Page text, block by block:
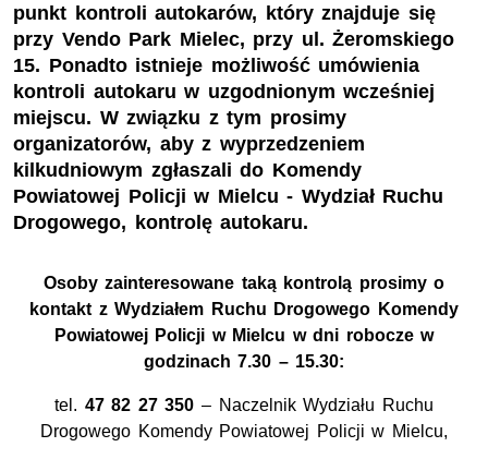
punkt kontroli autokarów, który znajduje się
przy Vendo Park Mielec, przy ul. Żeromskiego
15. Ponadto istnieje możliwość umówienia
kontroli autokaru w uzgodnionym wcześniej
miejscu. W związku z tym prosimy
organizatorów, aby z wyprzedzeniem
kilkudniowym zgłaszali do Komendy
Powiatowej Policji w Mielcu - Wydział Ruchu
Drogowego, kontrolę autokaru.
Osoby zainteresowane taką kontrolą prosimy o
kontakt z Wydziałem Ruchu Drogowego Komendy
Powiatowej Policji w Mielcu w dni robocze w
godzinach 7.30 – 15.30:
tel. 47 82 27 350 – Naczelnik Wydziału Ruchu
Drogowego Komendy Powiatowej Policji w Mielcu,